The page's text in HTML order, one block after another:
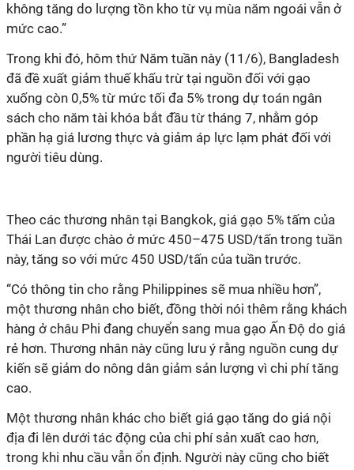
không tăng do lượng tồn kho từ vụ mùa năm ngoái vẫn ở
mức cao.”
Trong khi đó, hôm thứ Năm tuần này (11/6), Bangladesh
đã đề xuất giảm thuế khấu trừ tại nguồn đối với gạo
xuống còn 0,5% từ mức tối đa 5% trong dự toán ngân
sách cho năm tài khóa bắt đầu từ tháng 7, nhằm góp
phần hạ giá lương thực và giảm áp lực lạm phát đối với
người tiêu dùng.
Theo các thương nhân tại Bangkok, giá gạo 5% tấm của
Thái Lan được chào ở mức 450–475 USD/tấn trong tuần
này, tăng so với mức 450 USD/tấn của tuần trước.
“Có thông tin cho rằng Philippines sẽ mua nhiều hơn”,
một thương nhân cho biết, đồng thời nói thêm rằng khách
hàng ở châu Phi đang chuyển sang mua gạo Ấn Độ do giá
rẻ hơn. Thương nhân này cũng lưu ý rằng nguồn cung dự
kiến ​​sẽ giảm do nông dân giảm sản lượng vì chi phí tăng
cao.
Một thương nhân khác cho biết giá gạo tăng do giá nội
địa đi lên dưới tác động của chi phí sản xuất cao hơn,
trong khi nhu cầu vẫn ổn định. Người này cũng cho biết